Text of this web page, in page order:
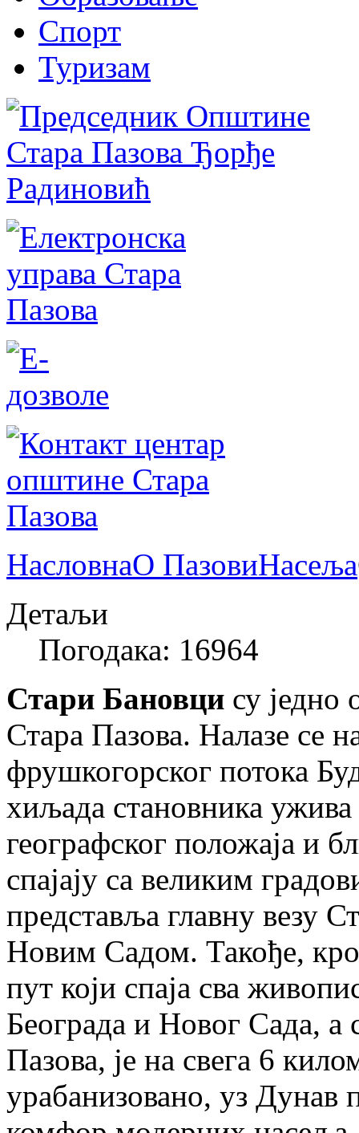
Спорт
Туризам
НасловнаО ПазовиНасеља
Детаљи
Погодака: 16964
Стари Бановци су
Стара Пазова. Налазе се
фрушкогорског потока
хиљада становника
географског положаја и
спајају са великим
представља главну везу
Новим Садом. Такође,
пут који спаја сва
Београда и Новог Сада,
Пазова, је на свега 6
урабанизовано, уз Дунав